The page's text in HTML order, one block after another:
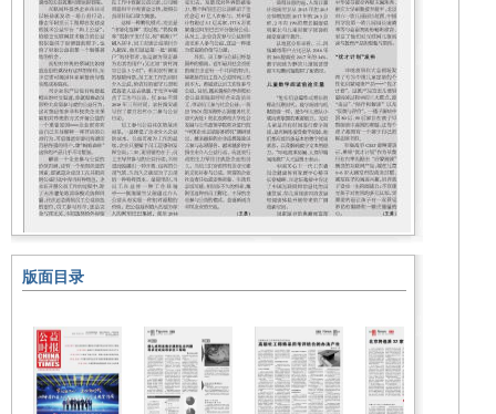
版面目录